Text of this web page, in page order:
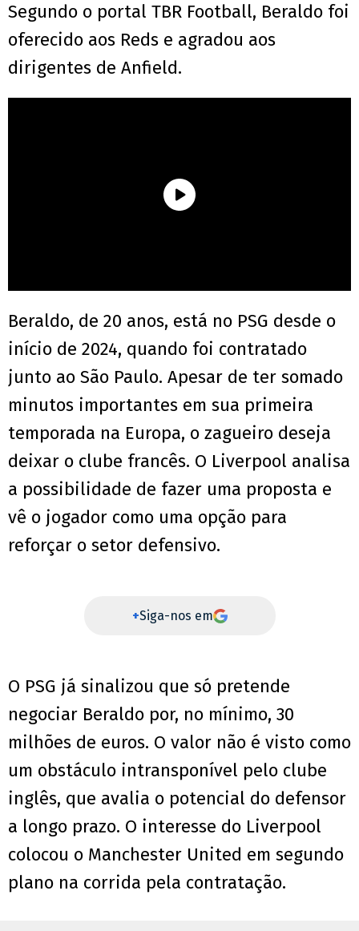
Segundo o portal TBR Football, Beraldo foi
oferecido aos Reds e agradou aos
dirigentes de Anfield.
Beraldo, de 20 anos, está no PSG desde o
início de 2024, quando foi contratado
junto ao São Paulo. Apesar de ter somado
minutos importantes em sua primeira
temporada na Europa, o zagueiro deseja
deixar o clube francês. O Liverpool analisa
a possibilidade de fazer uma proposta e
vê o jogador como uma opção para
reforçar o setor defensivo.
+Siga-nos em
O PSG já sinalizou que só pretende
negociar Beraldo por, no mínimo, 30
milhões de euros. O valor não é visto como
um obstáculo intransponível pelo clube
inglês, que avalia o potencial do defensor
a longo prazo. O interesse do Liverpool
colocou o Manchester United em segundo
plano na corrida pela contratação.